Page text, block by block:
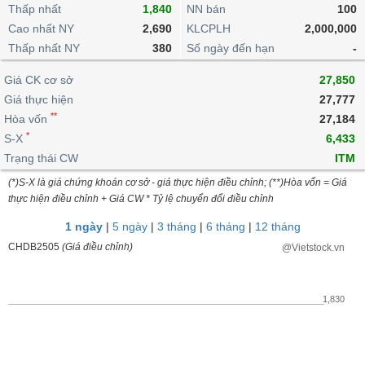
lỗ
dịch
nội
Niên
giám
Tài
liệu
cổ
Định
giá
ngoài
doanh
Top
cổ
phiếu
ngành
dịch
Chứng
quyền
quan
Thống
giao
dịch
Thống
giao
dịch
Tin
tức
Phân
tích
kỹ
thuật
trực
tuyến
Bộ
lọc
cổ
So
Vĩ
mô
lai
Chứng
quyền
Trái
phiếu
IR
Awards
tạo
Dịch
vụ
Thấp nhất
1,840
Cao nhất NY
2,690
Thấp nhất NY
380
NN bán
100
KLCPLH
2,000,000
Số ngày đến hạn
-
Giá CK cơ sở
27,850
Giá thực hiện
27,777
Hòa vốn **
27,184
S-X *
6,433
Trạng thái CW
ITM
(*)S-X là giá chứng khoán cơ sở - giá thực hiện điều chỉnh; (**)Hòa vốn = Giá
thực hiện điều chỉnh + Giá CW * Tỷ lệ chuyển đổi điều chỉnh
1 ngày| 5 ngày| 3 tháng | 6 tháng | 12 tháng
CHDB2505 (Giá điều chỉnh) @Vietstock.vn
1,830
BẤT
ĐỘNG
SẢN
TÀI
CHÍNH
HÀNG